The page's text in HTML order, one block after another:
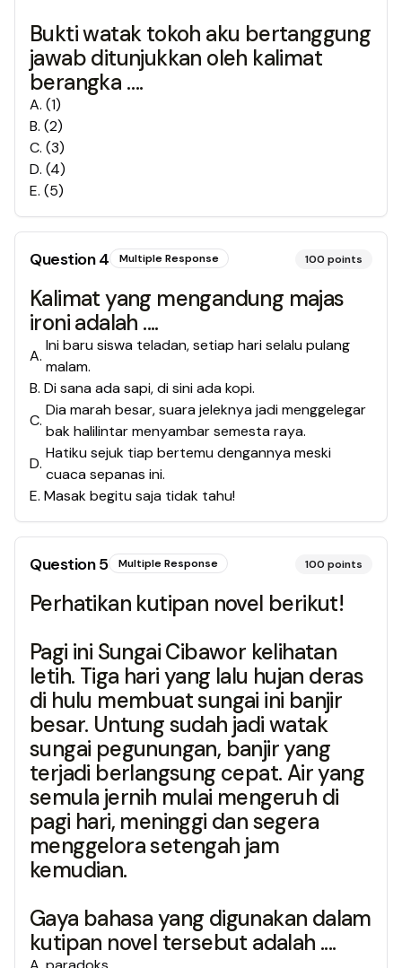
Bukti watak tokoh aku bertanggung
jawab ditunjukkan oleh kalimat
berangka ….
A. (1)
B. (2)
C. (3)
D. (4)
E. (5)
Question4 Multiple Response 100 points
Kalimat yang mengandung majas
ironi adalah ....
A.
Ini baru siswa teladan, setiap hari selalu pulang
malam.
B. Di sana ada sapi, di sini ada kopi.
C.
Dia marah besar, suara jeleknya jadi menggelegar
bak halilintar menyambar semesta raya.
D.
Hatiku sejuk tiap bertemu dengannya meski
cuaca sepanas ini.
E. Masak begitu saja tidak tahu!
Question5 Multiple Response 100 points
Perhatikan kutipan novel berikut!
Pagi ini Sungai Cibawor kelihatan
letih. Tiga hari yang lalu hujan deras
di hulu membuat sungai ini banjir
besar. Untung sudah jadi watak
sungai pegunungan, banjir yang
terjadi berlangsung cepat. Air yang
semula jernih mulai mengeruh di
pagi hari, meninggi dan segera
menggelora setengah jam
kemudian.
Gaya bahasa yang digunakan dalam
kutipan novel tersebut adalah ....